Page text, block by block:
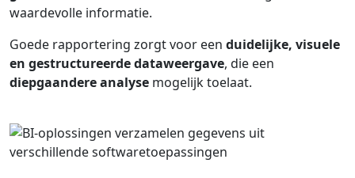
waardevolle informatie.
Goede rapportering zorgt voor een duidelijke, visuele
en gestructureerde dataweergave, die een
diepgaandere analyse mogelijk toelaat.